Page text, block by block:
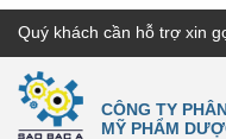
Quý khách cần hỗ trợ xin
CÔNG TY
MỸ PHẨM